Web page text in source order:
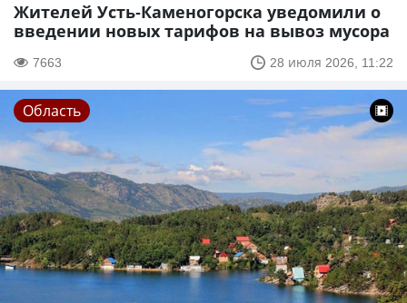
Жителей Усть-Каменогорска уведомили о
введении новых тарифов на вывоз мусора
7663 28 июля 2026, 11:22
Область